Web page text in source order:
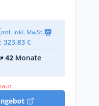
mtl. inkl. MwSt.
323,83 €
42 Monate